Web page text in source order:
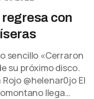
con
sencillo «Cerraron
su próximo disco.
@helenar0jo El
llega…